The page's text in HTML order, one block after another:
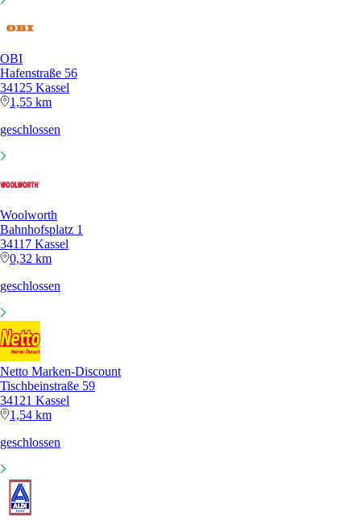
OBI
Hafenstraße 56
34125 Kassel
1,55 km
geschlossen
Woolworth
Bahnhofsplatz 1
34117 Kassel
0,32 km
geschlossen
Netto Marken-Discount
Tischbeinstraße 59
34121 Kassel
1,54 km
geschlossen